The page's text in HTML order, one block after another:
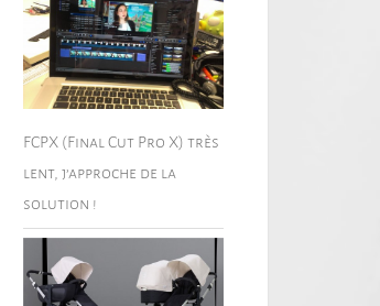
FCPX (Final Cut Pro X) très
lent, j’approche de la
solution !